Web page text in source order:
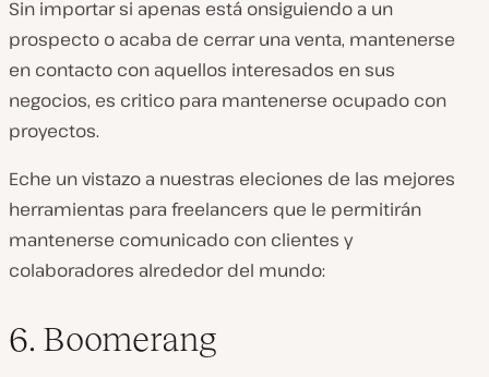
Sin importar si apenas está onsiguiendo a un
prospecto o acaba de cerrar una venta, mantenerse
en contacto con aquellos interesados en sus
negocios, es critico para mantenerse ocupado con
proyectos.
Eche un vistazo a nuestras eleciones de las mejores
herramientas para freelancers que le permitirán
mantenerse comunicado con clientes y
colaboradores alrededor del mundo:
6. Boomerang